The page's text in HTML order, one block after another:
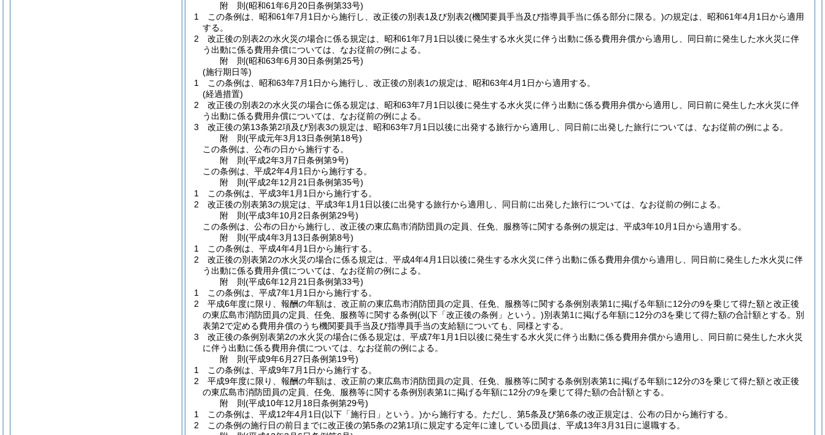
附 則(昭和61年6月20日条例第33号)
1
この条例は、昭和61年7月1日から施行し、改正後の別表1及び別表2(機関要員手当及び指導員手当に係る部分に限る。)の規定は、昭和61年4月1日から適用
する。
2
改正後の別表2の水火災の場合に係る規定は、昭和61年7月1日以後に発生する水火災に伴う出動に係る費用弁償から適用し、同日前に発生した水火災に伴
う出動に係る費用弁償については、なお従前の例による。
附 則(昭和63年6月30日条例第25号)
(施行期日等)
1
この条例は、昭和63年7月1日から施行し、改正後の別表1の規定は、昭和63年4月1日から適用する。
(経過措置)
2
改正後の別表2の水火災の場合に係る規定は、昭和63年7月1日以後に発生する水火災に伴う出動に係る費用弁償から適用し、同日前に発生した水火災に伴
う出動に係る費用弁償については、なお従前の例による。
3
改正後の第13条第2項及び別表3の規定は、昭和63年7月1日以後に出発する旅行から適用し、同日前に出発した旅行については、なお従前の例による。
附 則(平成元年3月13日条例第18号)
この条例は、公布の日から施行する。
附 則(平成2年3月7日条例第9号)
この条例は、平成2年4月1日から施行する。
附 則(平成2年12月21日条例第35号)
1
この条例は、平成3年1月1日から施行する。
2
改正後の別表第3の規定は、平成3年1月1日以後に出発する旅行から適用し、同日前に出発した旅行については、なお従前の例による。
附 則(平成3年10月2日条例第29号)
この条例は、公布の日から施行し、改正後の東広島市消防団員の定員、任免、服務等に関する条例の規定は、平成3年10月1日から適用する。
附 則(平成4年3月13日条例第8号)
1
この条例は、平成4年4月1日から施行する。
2
改正後の別表第2の水火災の場合に係る規定は、平成4年4月1日以後に発生する水火災に伴う出動に係る費用弁償から適用し、同日前に発生した水火災に伴
う出動に係る費用弁償については、なお従前の例による。
附 則(平成6年12月21日条例第33号)
1
この条例は、平成7年1月1日から施行する。
2
平成6年度に限り、報酬の年額は、改正前の東広島市消防団員の定員、任免、服務等に関する条例別表第1に掲げる年額に12分の9を乗じて得た額と改正後
の東広島市消防団員の定員、任免、服務等に関する条例(以下「改正後の条例」という。)別表第1に掲げる年額に12分の3を乗じて得た額の合計額とする。 別
表第2で定める費用弁償のうち機関要員手当及び指導員手当の支給額についても、同様とする。
3
改正後の条例別表第2の水火災の場合に係る規定は、平成7年1月1日以後に発生する水火災に伴う出動に係る費用弁償から適用し、同日前に発生した水火災
に伴う出動に係る費用弁償については、なお従前の例による。
附 則(平成9年6月27日条例第19号)
1
この条例は、平成9年7月1日から施行する。
2
平成9年度に限り、報酬の年額は、改正前の東広島市消防団員の定員、任免、服務等に関する条例別表第1に掲げる年額に12分の3を乗じて得た額と改正後
の東広島市消防団員の定員、任免、服務等に関する条例別表第1に掲げる年額に12分の9を乗じて得た額の合計額とする。
附 則(平成10年12月18日条例第29号)
1
この条例は、平成12年4月1日(以下「施行日」という。)から施行する。 ただし、第5条及び第6条の改正規定は、公布の日から施行する。
2
この条例の施行日の前日までに改正後の第5条の2第1項に規定する定年に達している団員は、平成13年3月31日に退職する。